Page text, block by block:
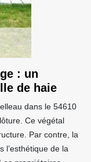
: un
de haie
dans le 54610
Ce végétal
Par contre, la
l’esthétique de la